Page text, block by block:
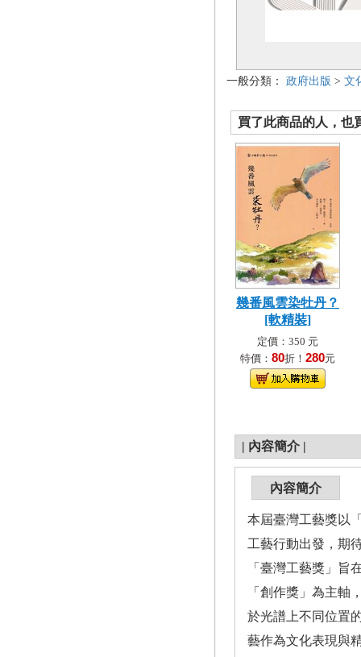
一般分類： 政府出版 > 文
買了此商品的人，也
幾番風雲染牡丹？
[軟精裝]
定價：350 元
特價： 80折！ 280元
| 內容簡介 |
內容簡介
本屆臺灣工藝獎以
工藝行動出發，期
「臺灣工藝獎」旨
「創作獎」為主軸
於光譜上不同位置
藝作為文化表現與